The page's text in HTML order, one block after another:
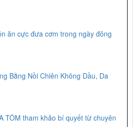
ăn cực đưa cơm trong ngày đông
Bằng Nồi Chiên Không Dầu, Da
TÔM tham khảo bí quyết từ chuyên